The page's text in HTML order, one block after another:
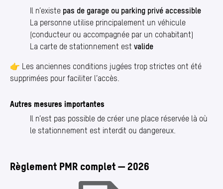
Il n’existe pas de garage ou parking privé accessible
La personne utilise principalement un véhicule
(conducteur ou accompagnée par un cohabitant)
La carte de stationnement est valide
👉 Les anciennes conditions jugées trop strictes ont été
supprimées pour faciliter l’accès.
Autres mesures importantes
Il n’est pas possible de créer une place réservée là où
le stationnement est interdit ou dangereux.
Règlement PMR complet — 2026